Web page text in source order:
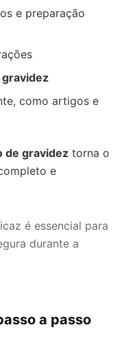
e preparação
como artigos e
de gravidez torna o
e
é essencial para
durante a
a passo